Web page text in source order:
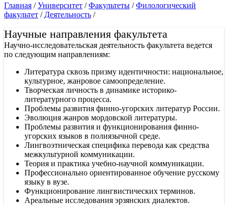
Главная /Университет /Факультеты /Филологический
факультет / Деятельность /
Научные направления факультета
Научно-исследовательская деятельность факультета ведется
по следующим направлениям:
Литература сквозь призму идентичности: национальное,
культурное, жанровое самоопределение.
Творческая личность в динамике историко-
литературного процесса.
Проблемы развития финно-угорских литератур России.
Эволюция жанров мордовской литературы.
Проблемы развития и функционирования финно-
угорских языков в полиязычной среде.
Лингвоэтническая специфика перевода как средства
межкультурной коммуникации.
Теория и практика учебно-научной коммуникации.
Профессионально ориентированное обучение русскому
языку в вузе.
Функционирование лингвистических терминов.
Ареальные исследования эрзянских диалектов.